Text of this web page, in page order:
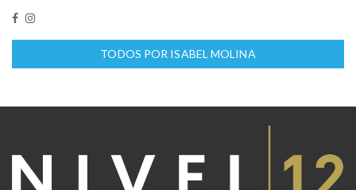
TODOS POR ISABEL MOLINA